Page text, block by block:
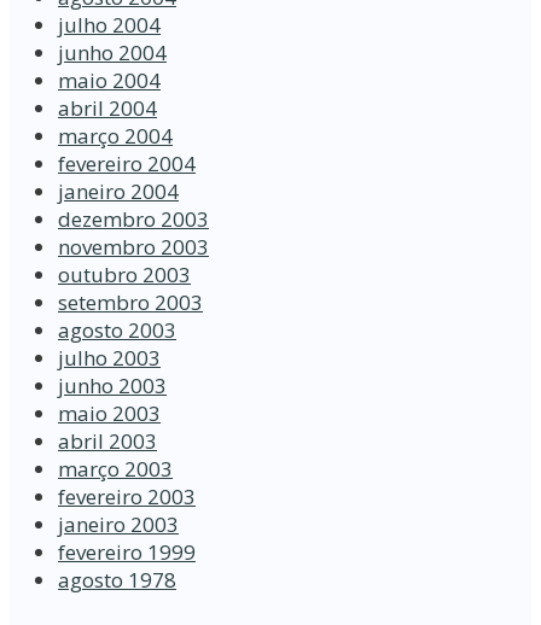
julho 2004
junho 2004
maio 2004
abril 2004
março 2004
fevereiro 2004
janeiro 2004
dezembro 2003
novembro 2003
outubro 2003
setembro 2003
agosto 2003
julho 2003
junho 2003
maio 2003
abril 2003
março 2003
fevereiro 2003
janeiro 2003
fevereiro 1999
agosto 1978